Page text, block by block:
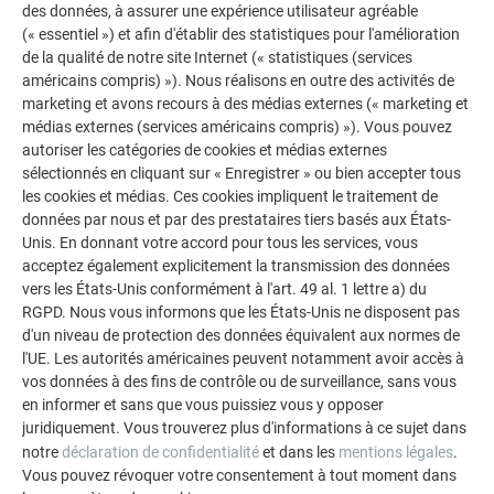
LAISSEZ-VOUS INSPIRER
AUTRES BÂTIMENTS
La galerie de références PREFA démontre la
polyvalence de l’aluminium. Découvrez d’autres projets
impressionnants avec les solutions en aluminium
durables de PREFA pour toitures, systèmes solaires et
façades.
des données, à assurer une expérience utilisateur agréable
(« essentiel ») et afin d'établir des statistiques pour l'amélioration
de la qualité de notre site Internet (« statistiques (services
américains compris) »). Nous réalisons en outre des activités de
marketing et avons recours à des médias externes (« marketing et
médias externes (services américains compris) »). Vous pouvez
autoriser les catégories de cookies et médias externes
sélectionnés en cliquant sur « Enregistrer » ou bien accepter tous
les cookies et médias. Ces cookies impliquent le traitement de
données par nous et par des prestataires tiers basés aux États-
Unis. En donnant votre accord pour tous les services, vous
acceptez également explicitement la transmission des données
vers les États-Unis conformément à l'art. 49 al. 1 lettre a) du
RGPD. Nous vous informons que les États-Unis ne disposent pas
d'un niveau de protection des données équivalent aux normes de
l'UE. Les autorités américaines peuvent notamment avoir accès à
vos données à des fins de contrôle ou de surveillance, sans vous
en informer et sans que vous puissiez vous y opposer
juridiquement. Vous trouverez plus d'informations à ce sujet dans
notredéclaration de confidentialitéet dans les mentions légales.
Vous pouvez révoquer votre consentement à tout moment dans